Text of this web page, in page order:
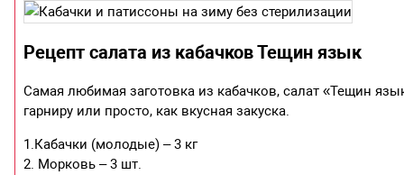
Рецепт салата из кабачков Тещин язык
Самая любимая заготовка из кабачков, салат «Тещин
гарниру или просто, как вкусная закуска.
1.Кабачки (молодые) – 3 кг
2. Морковь – 3 шт.